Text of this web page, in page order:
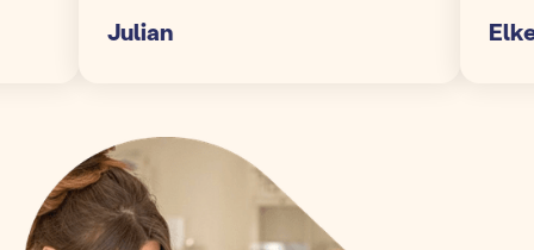
Julian Elke S.